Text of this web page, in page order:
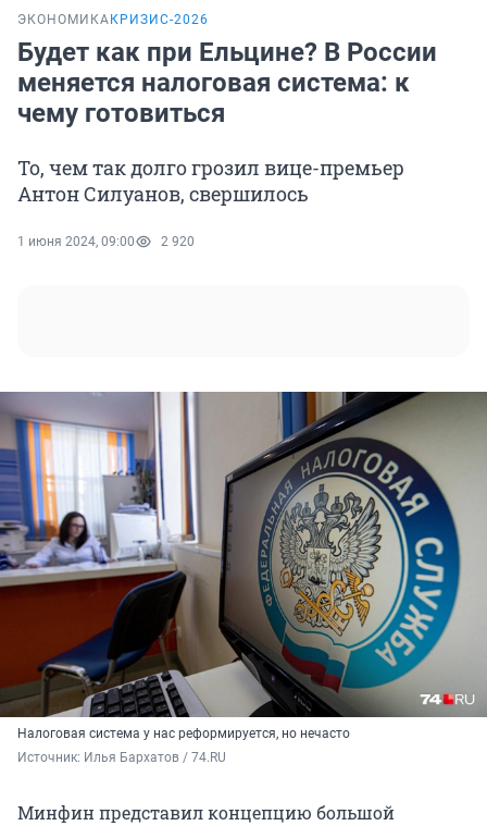
ЭКОНОМИКА КРИЗИС-2026
Будет как при Ельцине? В России
меняется налоговая система: к
чему готовиться
То, чем так долго грозил вице-премьер
Антон Силуанов, свершилось
1 июня 2024, 09:00 2 920
Налоговая система у нас реформируется, но нечасто
Источник: Илья Бархатов / 74.RU
Минфин представил концепцию большой